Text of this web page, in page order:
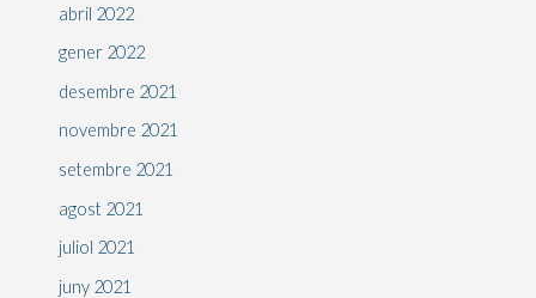
abril 2022
gener 2022
desembre 2021
novembre 2021
setembre 2021
agost 2021
juliol 2021
juny 2021